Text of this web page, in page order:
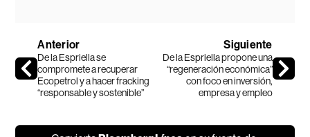
Anterior
De la Espriella se
compromete a recuperar
Ecopetrol y a hacer fracking
“responsable y sostenible”
Siguiente
De la Espriella propone una
“regeneración económica”
con foco en inversión,
empresa y empleo